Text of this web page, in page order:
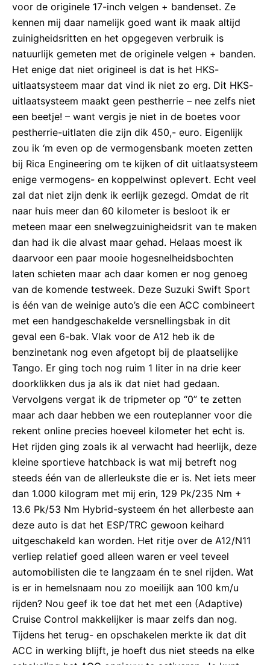
voor de originele 17-inch velgen + bandenset. Ze
kennen mij daar namelijk goed want ik maak altijd
zuinigheidsritten en het opgegeven verbruik is
natuurlijk gemeten met de originele velgen + banden.
Het enige dat niet origineel is dat is het HKS-
uitlaatsysteem maar dat vind ik niet zo erg. Dit HKS-
uitlaatsysteem maakt geen pestherrie – nee zelfs niet
een beetje! – want vergis je niet in de boetes voor
pestherrie-uitlaten die zijn dik 450,- euro. Eigenlijk
zou ik ‘m even op de vermogensbank moeten zetten
bij Rica Engineering om te kijken of dit uitlaatsysteem
enige vermogens- en koppelwinst oplevert. Echt veel
zal dat niet zijn denk ik eerlijk gezegd. Omdat de rit
naar huis meer dan 60 kilometer is besloot ik er
meteen maar een snelwegzuinigheidsrit van te maken
dan had ik die alvast maar gehad. Helaas moest ik
daarvoor een paar mooie hogesnelheidsbochten
laten schieten maar ach daar komen er nog genoeg
van de komende testweek. Deze Suzuki Swift Sport
is één van de weinige auto’s die een ACC combineert
met een handgeschakelde versnellingsbak in dit
geval een 6-bak. Vlak voor de A12 heb ik de
benzinetank nog even afgetopt bij de plaatselijke
Tango. Er ging toch nog ruim 1 liter in na drie keer
doorklikken dus ja als ik dat niet had gedaan.
Vervolgens vergat ik de tripmeter op “0” te zetten
maar ach daar hebben we een routeplanner voor die
rekent online precies hoeveel kilometer het echt is.
Het rijden ging zoals ik al verwacht had heerlijk, deze
kleine sportieve hatchback is wat mij betreft nog
steeds één van de allerleukste die er is. Net iets meer
dan 1.000 kilogram met mij erin, 129 Pk/235 Nm +
13.6 Pk/53 Nm Hybrid-systeem én het allerbeste aan
deze auto is dat het ESP/TRC gewoon keihard
uitgeschakeld kan worden. Het ritje over de A12/N11
verliep relatief goed alleen waren er veel teveel
automobilisten die te langzaam én te snel rijden. Wat
is er in hemelsnaam nou zo moeilijk aan 100 km/u
rijden? Nou geef ik toe dat het met een (Adaptive)
Cruise Control makkelijker is maar zelfs dan nog.
Tijdens het terug- en opschakelen merkte ik dat dit
ACC in werking blijft, je hoeft dus niet steeds na elke